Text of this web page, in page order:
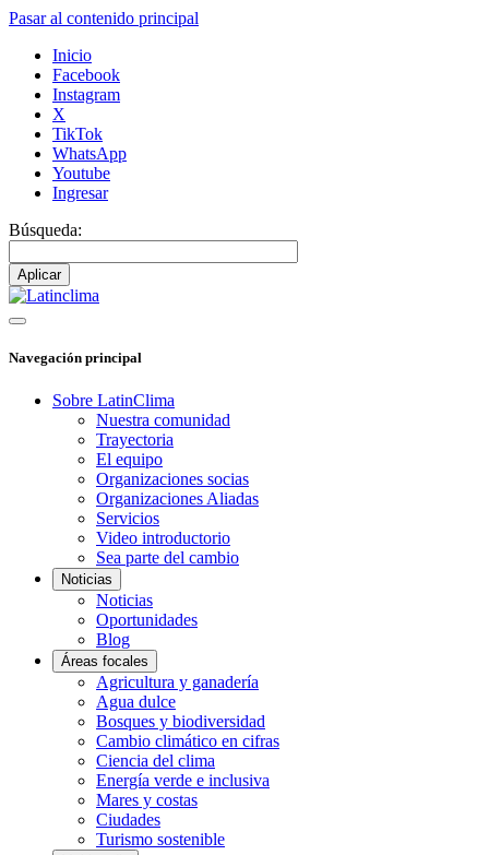
Pasar al contenido principal
Inicio
Facebook
Instagram
X
TikTok
WhatsApp
Youtube
Ingresar
Búsqueda:
Navegación principal
Sobre LatinClima
Nuestra comunidad
Trayectoria
El equipo
Organizaciones socias
Organizaciones Aliadas
Servicios
Video introductorio
Sea parte del cambio
Noticias
Noticias
Oportunidades
Blog
Áreas focales
Agricultura y ganadería
Agua dulce
Bosques y biodiversidad
Cambio climático en cifras
Ciencia del clima
Energía verde e inclusiva
Mares y costas
Ciudades
Turismo sostenible